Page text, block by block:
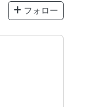
フォロー